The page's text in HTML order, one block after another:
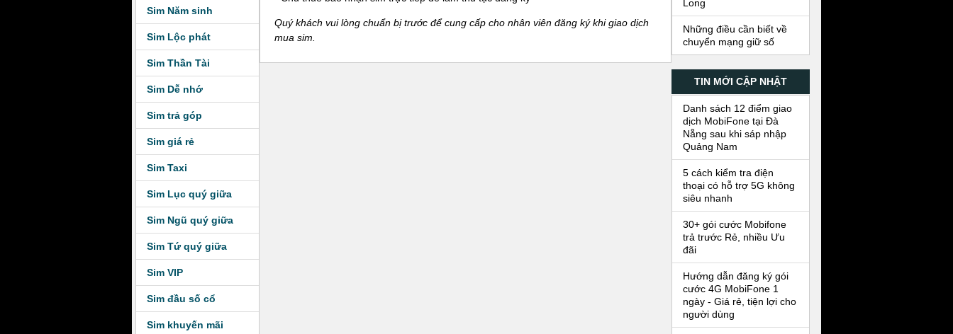
Sim Năm sinh
Sim Lộc phát
Sim Thần Tài
Sim Dễ nhớ
Sim trả góp
Sim giá rẻ
Sim Taxi
Sim Lục quý giữa
Sim Ngũ quý giữa
Sim Tứ quý giữa
Sim VIP
Sim đầu số cổ
Sim khuyến mãi
Quý khách vui lòng chuẩn bị trước để cung cấp cho nhân viên đăng ký khi giao dịch
mua sim.
Long
Những điều cần biết về
chuyển mạng giữ số
TIN MỚI CẬP NHẬT
Danh sách 12 điểm giao
dịch MobiFone tại Đà
Nẵng sau khi sáp nhập
Quảng Nam
5 cách kiểm tra điện
thoại có hỗ trợ 5G không
siêu nhanh
30+ gói cước Mobifone
trả trước Rẻ, nhiều Ưu
đãi
Hướng dẫn đăng ký gói
cước 4G MobiFone 1
ngày - Giá rẻ, tiện lợi cho
người dùng